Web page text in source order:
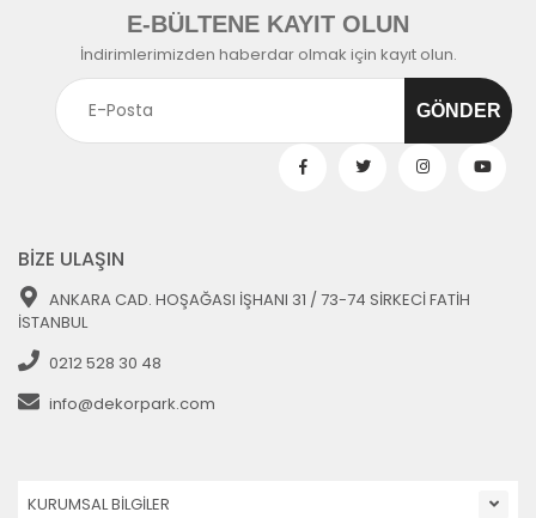
E-BÜLTENE KAYIT OLUN
İndirimlerimizden haberdar olmak için kayıt olun.
BİZE ULAŞIN
ANKARA CAD. HOŞAĞASI İŞHANI 31 / 73-74 SİRKECİ FATİH
İSTANBUL
0212 528 30 48
info@dekorpark.com
KURUMSAL BİLGİLER